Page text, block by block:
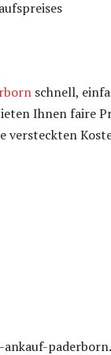
schnell,
Ihnen faire
versteckten